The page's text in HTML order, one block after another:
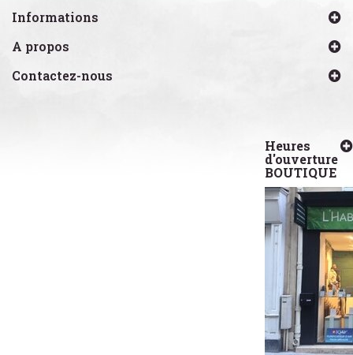
Informations
A propos
Contactez-nous
Heures
d'ouverture
BOUTIQUE